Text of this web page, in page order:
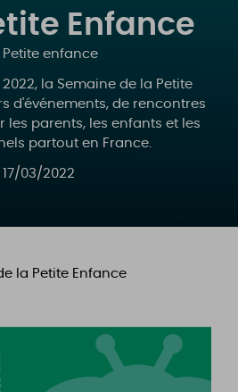
Enfance
Petite enfance
la Semaine de la Petite
d'événements, de rencontres
les parents, les enfants et les
partout en France.
17/03/2022
la Petite Enfance